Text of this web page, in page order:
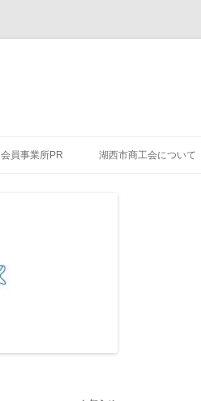
会員事業所PR 湖西市商工会について